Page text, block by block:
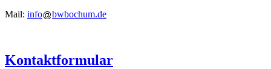
Mail: info bwbochum.de
Kontaktformular